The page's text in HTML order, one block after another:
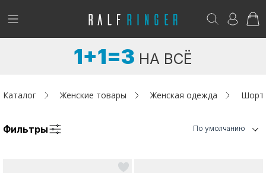
!
Женщинам
Возникли вопросы? - club@ralf.ru
1+1=3 НА ВСЁ
Каталог Женские товары Женская одежда
Фильтры По умолчанию